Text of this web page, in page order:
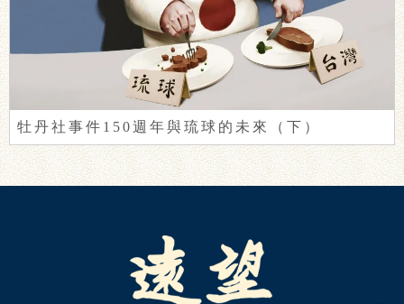
牡丹社事件150週年與琉球的未來（下）